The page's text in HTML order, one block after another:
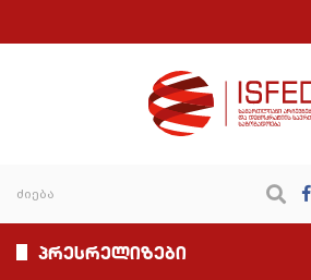
პრესრელიზები